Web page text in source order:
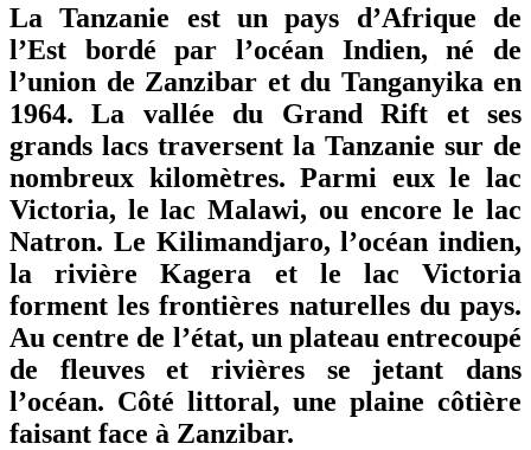
La Tanzanie est un pays d’Afrique de
l’Est bordé par l’océan Indien, né de
l’union de Zanzibar et du Tanganyika en
1964. La vallée du Grand Rift et ses
grands lacs traversent la Tanzanie sur de
nombreux kilomètres. Parmi eux le lac
Victoria, le lac Malawi, ou encore le lac
Natron. Le Kilimandjaro, l’océan indien,
la rivière Kagera et le lac Victoria
forment les frontières naturelles du pays.
Au centre de l’état, un plateau entrecoupé
de fleuves et rivières se jetant dans
l’océan. Côté littoral, une plaine côtière
faisant face à Zanzibar.